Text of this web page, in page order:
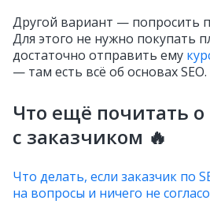
Другой вариант — попросить
Для этого не нужно покупать
достаточно отправить ему
— там есть всё об основах SEO.
Что ещё почитать о
с заказчиком 🔥
Что делать, если заказчик по
на вопросы и ничего не